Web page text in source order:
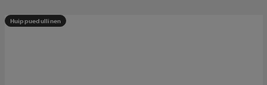
Huippuedullinen